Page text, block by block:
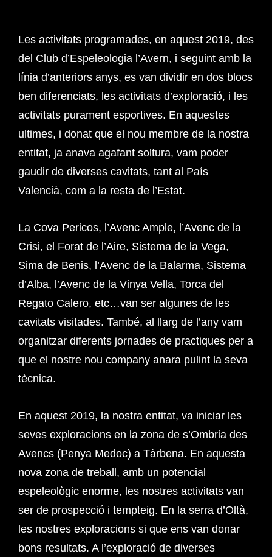
Les activitats programades, en aquest 2019, des
del Club d’Espeleologia l’Avern, i seguint amb la
línia d’anteriors anys, es van dividir en dos blocs
ben diferenciats, les activitats d’exploració, i les
activitats purament esportives. En aquestes
ultimes, i donat que el nou membre de la nostra
entitat, ja anava agafant soltura, vam poder
gaudir de diverses cavitats, tant al País
Valencià, com a la resta de l’Estat.
La Cova Pericos, l’Avenc Ample, l’Avenc de la
Crisi, el Forat de l’Aire, Sistema de la Vega,
Sima de Benis, l’Avenc de la Balarma, Sistema
d’Alba, l’Avenc de la Vinya Vella, Torca del
Regato Calero, etc…van ser algunes de les
cavitats visitades. També, al llarg de l’any vam
organitzar diferents jornades de practiques per a
que el nostre nou company anara pulint la seva
tècnica.
En aquest 2019, la nostra entitat, va iniciar les
seves exploracions en la zona de s’Ombria des
Avencs (Penya Medoc) a Tàrbena. En aquesta
nova zona de treball, amb un potencial
espeleològic enorme, les nostres activitats van
ser de prospecció i tempteig. En la serra d’Oltà,
les nostres exploracions si que ens van donar
bons resultats. A l’exploració de diverses